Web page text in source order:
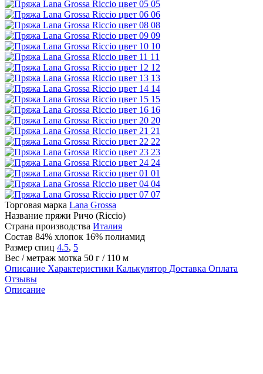
05
06
08
09
10
11
12
13
14
15
16
20
21
22
23
24
01
04
07
Торговая марка Lana Grossa
Название пряжи Ричо (Riccio)
Страна производства Италия
Состав 84% хлопок 16% полиамид
Размер спиц 4.5, 5
Вес / метраж мотка 50 г / 110 м
Описание Характеристики Калькулятор Доставка Оплата
Отзывы
Описание